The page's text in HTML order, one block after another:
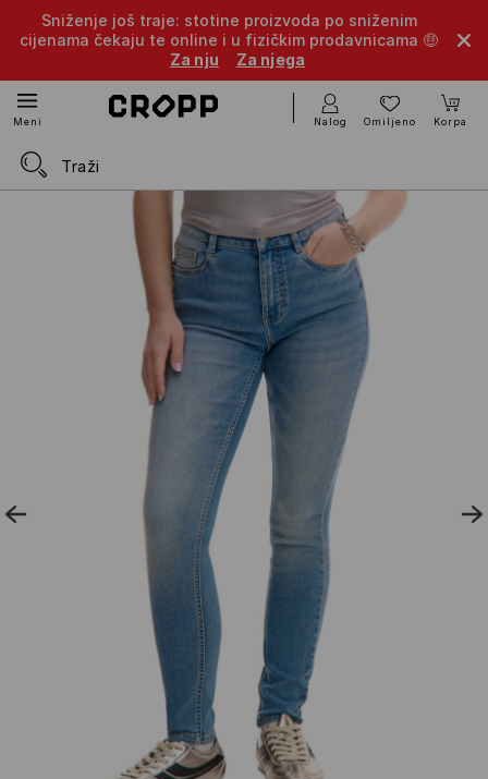
Sniženje još traje: stotine proizvoda po sniženim
cijenama čekaju te online i u fizičkim prodavnicama 🤑
Za nju
Za njega
Meni Nalog Omiljeno Korpa